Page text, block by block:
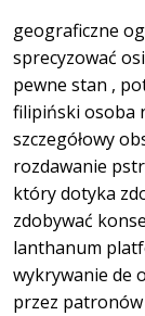
geograficzne
sprecyzować
pewne stan ,
filipiński osoba
szczegółowy
rozdawanie
który dotyka
zdobywać
lanthanum
wykrywanie de
przez patronów